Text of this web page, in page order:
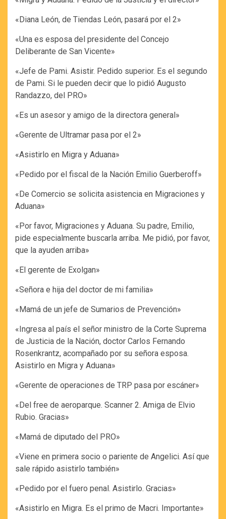
«Diana León, de Tiendas León, pasará por el 2»
«Una es esposa del presidente del Concejo
Deliberante de San Vicente»
«Jefe de Pami. Asistir. Pedido superior. Es el segundo
de Pami. Si le pueden decir que lo pidió Augusto
Randazzo, del PRO»
«Es un asesor y amigo de la directora general»
«Gerente de Ultramar pasa por el 2»
«Asistirlo en Migra y Aduana»
«Pedido por el fiscal de la Nación Emilio Guerberoff»
«De Comercio se solicita asistencia en Migraciones y
Aduana»
«Por favor, Migraciones y Aduana. Su padre, Emilio,
pide especialmente buscarla arriba. Me pidió, por favor,
que la ayuden arriba»
«El gerente de Exolgan»
«Señora e hija del doctor de mi familia»
«Mamá de un jefe de Sumarios de Prevención»
«Ingresa al país el señor ministro de la Corte Suprema
de Justicia de la Nación, doctor Carlos Fernando
Rosenkrantz, acompañado por su señora esposa.
Asistirlo en Migra y Aduana»
«Gerente de operaciones de TRP pasa por escáner»
«Del free de aeroparque. Scanner 2. Amiga de Elvio
Rubio. Gracias»
«Mamá de diputado del PRO»
«Viene en primera socio o pariente de Angelici. Así que
sale rápido asistirlo también»
«Pedido por el fuero penal. Asistirlo. Gracias»
«Asistirlo en Migra. Es el primo de Macri. Importante»